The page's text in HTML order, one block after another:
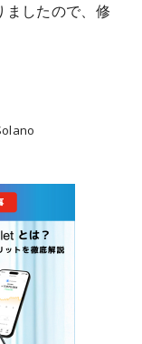
ましたので、修